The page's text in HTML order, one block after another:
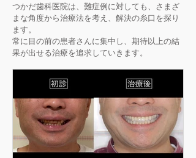
つかだ歯科医院は、難症例に対しても、さまざ
まな角度から治療法を考え、解決の糸口を探り
ます。
常に目の前の患者さんに集中し、期待以上の結
果が出せる治療を追求していきます。